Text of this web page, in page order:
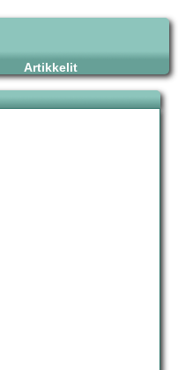
Artikkelit